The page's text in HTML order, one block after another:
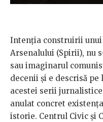
Intenția construirii
Arsenalului (Spirii), nu
sau imaginarul
decenii și e descrisă pe
acestei serii
anulat concret
istorie. Centrul Civic și